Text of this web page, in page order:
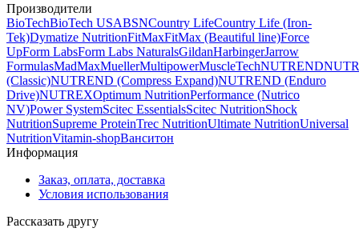
Производители
BioTechBioTech USABSNCountry LifeCountry Life (Iron-
Tek)Dymatize NutritionFitMaxFitMax (Beautiful line)Force
UpForm LabsForm Labs NaturalsGildanHarbingerJarrow
FormulasMadMaxMuellerMultipowerMuscleTechNUTREND
(Classic)NUTREND (Compress Expand)NUTREND (Enduro
Drive)NUTREXOptimum NutritionPerformance (Nutrico
NV)Power SystemScitec EssentialsScitec NutritionShock
NutritionSupreme ProteinTrec NutritionUltimate NutritionUniversal
NutritionVitamin-shopВанситон
Информация
Заказ, оплата, доставка
Условия использования
Рассказать другу